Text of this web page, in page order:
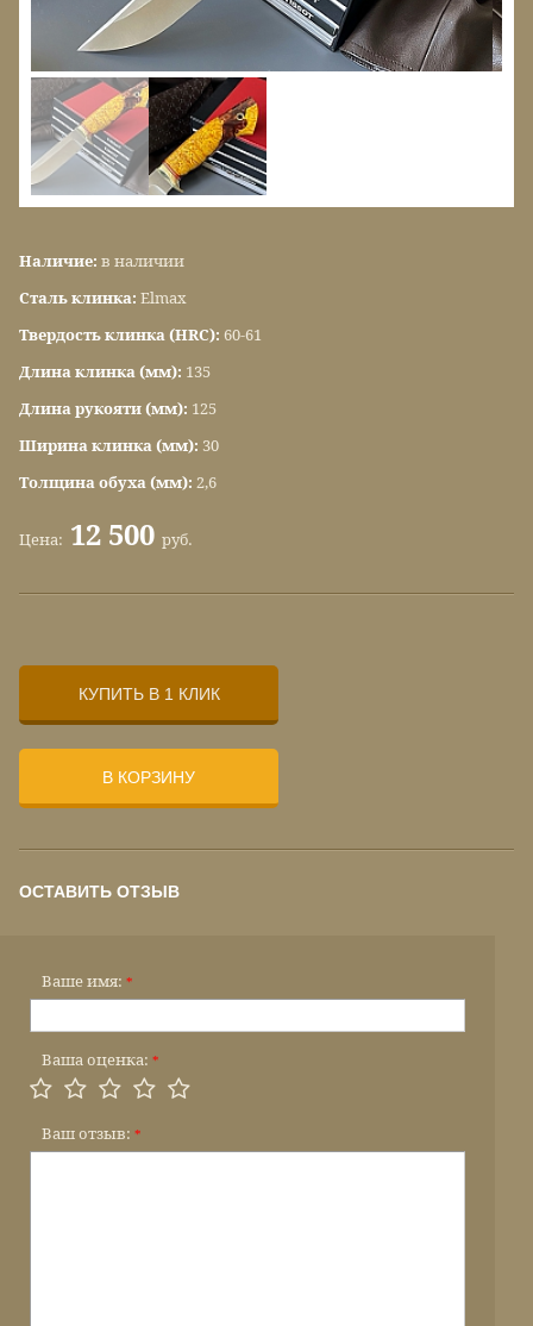
Наличие: в наличии
Сталь клинка: Elmax
Твердость клинка (HRC): 60-61
Длина клинка (мм): 135
Длина рукояти (мм): 125
Ширина клинка (мм): 30
Толщина обуха (мм): 2,6
Цена: 12 500 руб.
КУПИТЬ В 1 КЛИК
В КОРЗИНУ
ОСТАВИТЬ ОТЗЫВ
Ваше имя: *
Ваша оценка: *
Ваш отзыв: *